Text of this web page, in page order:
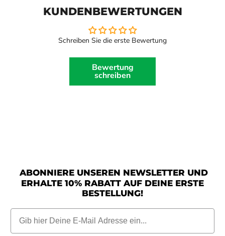
KUNDENBEWERTUNGEN
Schreiben Sie die erste Bewertung
Bewertung
schreiben
ABONNIERE UNSEREN NEWSLETTER UND
ERHALTE 10% RABATT AUF DEINE ERSTE
BESTELLUNG!